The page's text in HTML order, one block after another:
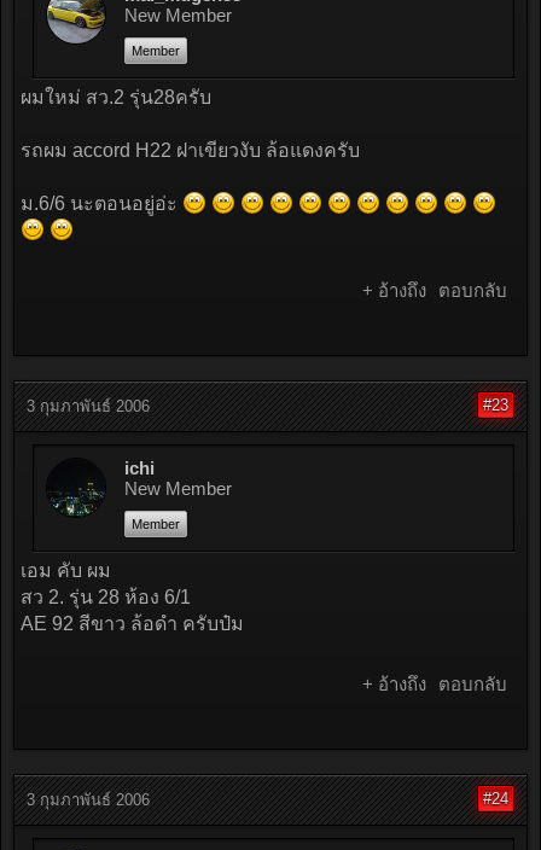
New Member
Member
ผมใหม่ สว.2 รุ่น28ครับ
รถผม accord H22 ฝาเขียวงับ ล้อแดงครับ
ม.6/6 นะตอนอยู่อ่ะ
+ อ้างถึง ตอบกลับ
3 กุมภาพันธ์ 2006 #23
ichi
New Member
Member
เอม คับ ผม
สว 2. รุ่น 28 ห้อง 6/1
AE 92 สีขาว ล้อดำ ครับป๋ม
+ อ้างถึง ตอบกลับ
3 กุมภาพันธ์ 2006 #24